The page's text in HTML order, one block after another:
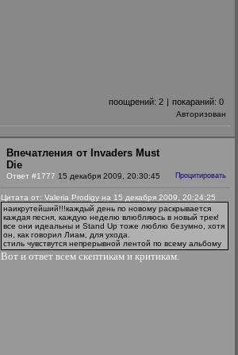
поощрений: 2 | покараний: 0
Авторизован
Впечатления от Invaders Must
Die
Ответ #1777 15 декабря 2009, 20:30:45 Процитировать
Цитата от: Valeria Prodigy на 15 декабря 2009, 20:24:25
наикрутейший!!!каждый день по новому раскрывается
каждая песня, каждую неделю влюбляюсь в новый трек!
все они идеальны и Stand Up тоже люблю безумно, хотя
он, как говорил Лиам, для ухода.
стиль чувствутся непрерывной лентой по всему альбому
Вот и ответ всем скептикам и критикам.